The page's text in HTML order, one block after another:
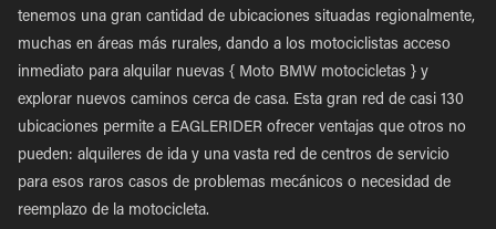
tenemos una gran cantidad de ubicaciones situadas regionalmente,
muchas en áreas más rurales, dando a los motociclistas acceso
inmediato para alquilar nuevas { Moto BMW motocicletas } y
explorar nuevos caminos cerca de casa. Esta gran red de casi 130
ubicaciones permite a EAGLERIDER ofrecer ventajas que otros no
pueden: alquileres de ida y una vasta red de centros de servicio
para esos raros casos de problemas mecánicos o necesidad de
reemplazo de la motocicleta.